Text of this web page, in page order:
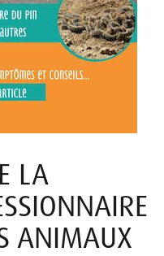
LA
ANIMAUX